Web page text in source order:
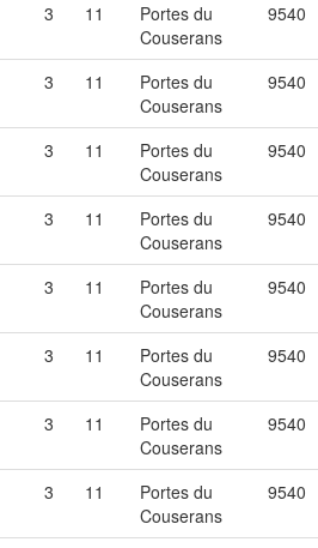
3 11
Portes du
Couserans
9540
3 11
Portes du
Couserans
9540
3 11
Portes du
Couserans
9540
3 11
Portes du
Couserans
9540
3 11
Portes du
Couserans
9540
3 11
Portes du
Couserans
9540
3 11
Portes du
Couserans
9540
3 11
Portes du
Couserans
9540